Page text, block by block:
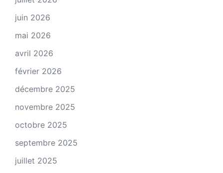
juin 2026
mai 2026
avril 2026
février 2026
décembre 2025
novembre 2025
octobre 2025
septembre 2025
juillet 2025